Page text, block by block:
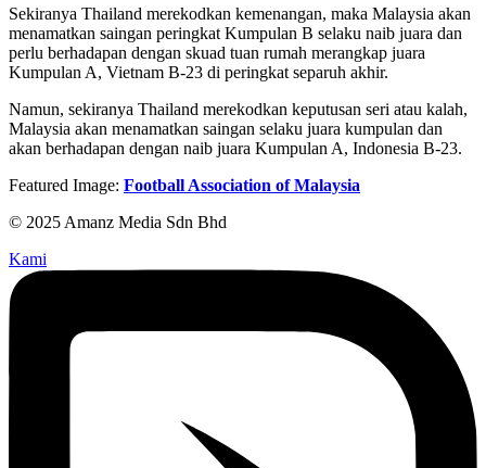
Sekiranya Thailand merekodkan kemenangan, maka Malaysia akan
menamatkan saingan peringkat Kumpulan B selaku naib juara dan
perlu berhadapan dengan skuad tuan rumah merangkap juara
Kumpulan A, Vietnam B-23 di peringkat separuh akhir.
Namun, sekiranya Thailand merekodkan keputusan seri atau kalah,
Malaysia akan menamatkan saingan selaku juara kumpulan dan
akan berhadapan dengan naib juara Kumpulan A, Indonesia B-23.
Featured Image: Football Association of Malaysia
© 2025 Amanz Media Sdn Bhd
Kami